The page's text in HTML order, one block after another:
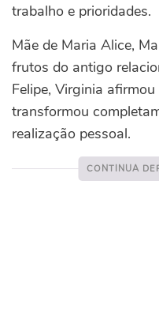
trabalho e prioridades.
Mãe de Maria Alice,
frutos do antigo
Felipe, Virginia
transformou
realização pessoal.